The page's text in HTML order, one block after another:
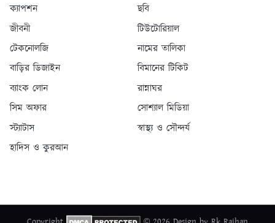
ক্যাপশন
ছবি
জীবনী
টিউটোরিয়াল
টেকনোলজি
নামের তালিকা
বাড়ির ডিজাইন
বিমানের টিকিট
ব্যাংক লোন
রান্নাঘর
সিম অফার
সোশ্যাল মিডিয়া
স্ট্যাটাস
স্বাস্থ্য ও সৌন্দর্য
হাদিস ও কুরআন